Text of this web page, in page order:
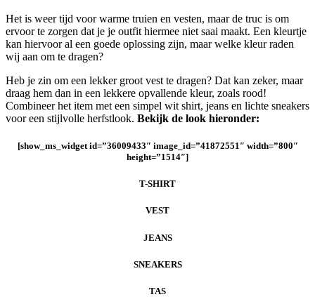
Het is weer tijd voor warme truien en vesten, maar de truc is om
ervoor te zorgen dat je je outfit hiermee niet saai maakt. Een kleurtje
kan hiervoor al een goede oplossing zijn, maar welke kleur raden
wij aan om te dragen?
Heb je zin om een lekker groot vest te dragen? Dat kan zeker, maar
draag hem dan in een lekkere opvallende kleur, zoals rood!
Combineer het item met een simpel wit shirt, jeans en lichte sneakers
voor een stijlvolle herfstlook. Bekijk de look hieronder:
[show_ms_widget id=”36009433″ image_id=”41872551″ width=”800″
height=”1514″]
T-SHIRT
VEST
JEANS
SNEAKERS
TAS